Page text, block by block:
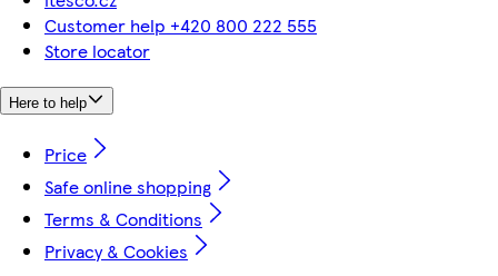
Customer help +420 800 222 555
Store locator
Here to help
Price
Safe online shopping
Terms & Conditions
Privacy & Cookies